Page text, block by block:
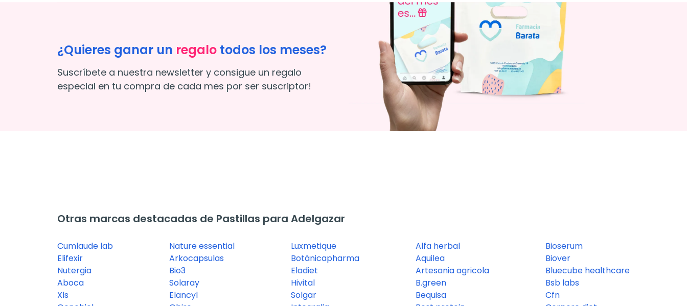
¿Quieres ganar un regalo todos los meses?
Suscríbete a nuestra newsletter y consigue un regalo
especial en tu compra de cada mes por ser suscriptor!
Otras marcas destacadas de Pastillas para Adelgazar
Cumlaude lab
Elifexir
Nutergia
Aboca
Xls
Nature essential
Arkocapsulas
Bio3
Solaray
Elancyl
Luxmetique
Botánicapharma
Eladiet
Hivital
Solgar
Alfa herbal
Aquilea
Artesania agricola
B.green
Bequisa
Bioserum
Biover
Bluecube healthcare
Bsb labs
Cfn